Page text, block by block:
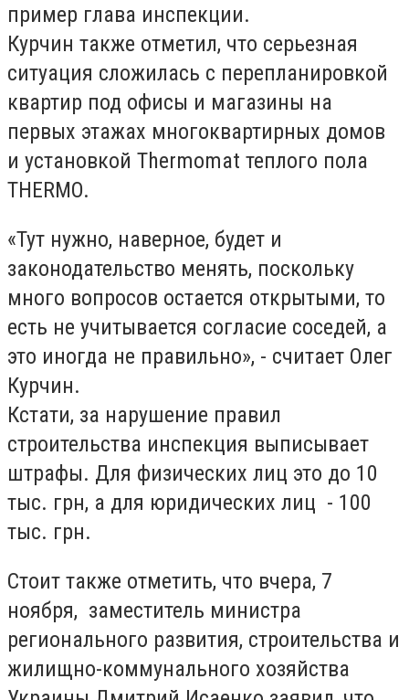
пример глава инспекции.
Курчин также отметил, что серьезная
ситуация сложилась с перепланировкой
квартир под офисы и магазины на
первых этажах многоквартирных домов
и установкой Thermomat теплого пола
THERMO.
«Тут нужно, наверное, будет и
законодательство менять, поскольку
много вопросов остается открытыми, то
есть не учитывается согласие соседей, а
это иногда не правильно», - считает Олег
Курчин.
Кстати, за нарушение правил
строительства инспекция выписывает
штрафы. Для физических лиц это до 10
тыс. грн, а для юридических лиц - 100
тыс. грн.
Стоит также отметить, что вчера, 7
ноября, заместитель министра
регионального развития, строительства и
жилищно-коммунального хозяйства